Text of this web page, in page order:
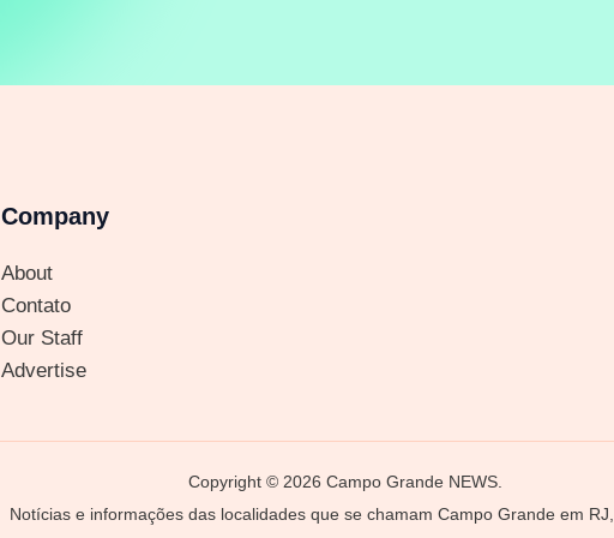
Company
About
Contato
Our Staff
Advertise
Copyright © 2026 Campo Grande NEWS.
Notícias e informações das localidades que se chamam Campo Grande em